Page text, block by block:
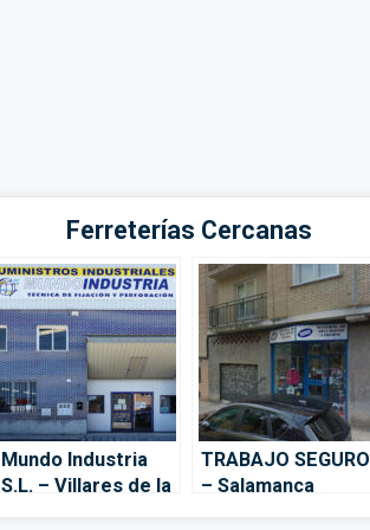
Ferreterías Cercanas
Mundo Industria
S.L. – Villares de la
TRABAJO SEGURO
– Salamanca